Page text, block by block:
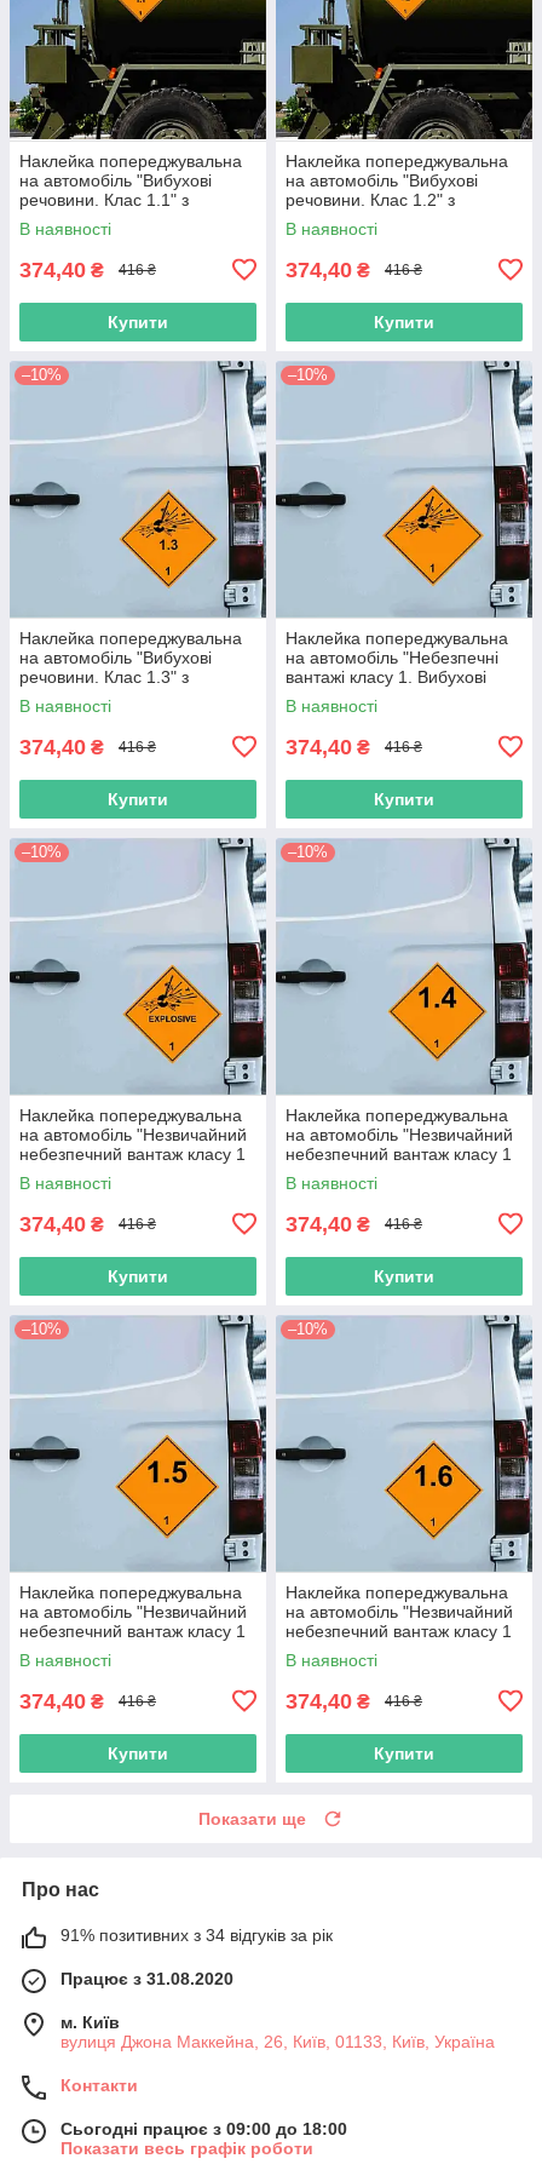
Наклейка попереджувальна
на автомобіль "Вибухові
речовини. Клас 1.1" з
оракалу
В наявності
374,40 ₴ 416 ₴
Купити
Наклейка попереджувальна
на автомобіль "Вибухові
речовини. Клас 1.2" з
оракалу
В наявності
374,40 ₴ 416 ₴
Купити
–10%
Наклейка попереджувальна
на автомобіль "Вибухові
речовини. Клас 1.3" з
оракалу
В наявності
374,40 ₴ 416 ₴
Купити
–10%
Наклейка попереджувальна
на автомобіль "Небезпечні
вантажі класу 1. Вибухові
речовини" з оракалу
В наявності
374,40 ₴ 416 ₴
Купити
–10%
Наклейка попереджувальна
на автомобіль "Незвичайний
небезпечний вантаж класу 1
(1.4S)" з оракалу
В наявності
374,40 ₴ 416 ₴
Купити
–10%
Наклейка попереджувальна
на автомобіль "Незвичайний
небезпечний вантаж класу 1
(1.4)" з оракалу
В наявності
374,40 ₴ 416 ₴
Купити
–10%
Наклейка попереджувальна
на автомобіль "Незвичайний
небезпечний вантаж класу 1
(1.5)" з оракалу
В наявності
374,40 ₴ 416 ₴
Купити
–10%
Наклейка попереджувальна
на автомобіль "Незвичайний
небезпечний вантаж класу 1
(1.6)" з оракалу
В наявності
374,40 ₴ 416 ₴
Купити
Показати ще
Про нас
91% позитивних з 34 відгуків за рік
Працює з 31.08.2020
м. Київ
вулиця Джона Маккейна, 26, Київ, 01133, Київ, Україна
Контакти
Сьогодні працює з 09:00 до 18:00
Показати весь графік роботи